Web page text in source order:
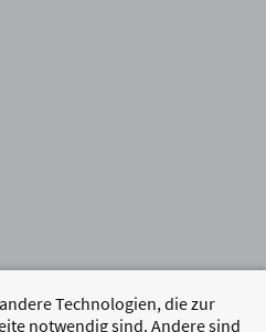
Technologien, die zur
notwendig sind. Andere sind